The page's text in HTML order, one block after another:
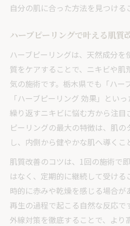
自分の肌に合った方法を見つける
ハーブピーリングで叶える肌質
ハーブピーリングは、天然成分を
質をケアすることで、ニキビや肌
気の施術です。栃木県でも「ハー
「ハーブピーリング 効果」といっ
繰り返すニキビに悩む方から注目
ピーリングの最大の特徴は、肌の
し、内側から健やかな肌へ導くこ
肌質改善のコツは、1回の施術で
はなく、定期的に継続して受ける
時的に赤みや乾燥を感じる場合が
再生の過程で起こる自然な反応で
外線対策を徹底することで、より